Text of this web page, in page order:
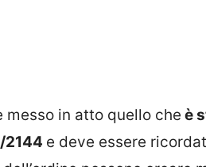
messo in atto quello che è
2144 e deve essere